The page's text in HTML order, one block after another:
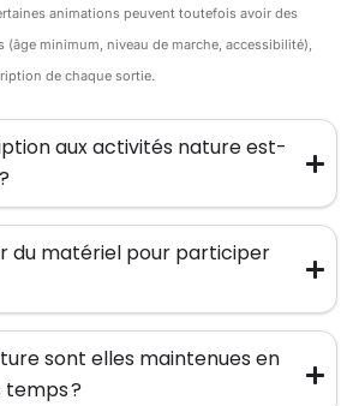
animations peuvent toutefois avoir des
minimum, niveau de marche, accessibilité),
de chaque sortie.
aux activités nature est-
du matériel pour participer
sont elles maintenues en
temps ?